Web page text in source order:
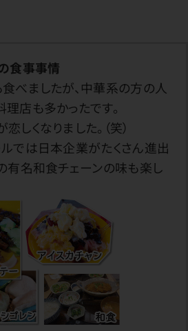
食事事情
べましたが、中華系の方の人
店も多かったです。
くなりました。（笑）
では日本企業がたくさん進出
有名和食チェーンの味も楽し